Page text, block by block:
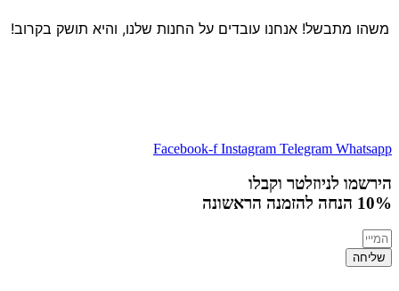
משהו מתבשל! אנחנו עובדים על החנות שלנו, והיא תושק בקרוב!
Facebook-f Instagram Telegram Whatsapp
הירשמו לניוזלטר וקבלו
10% הנחה
להזמנה הראשונה
שליחה